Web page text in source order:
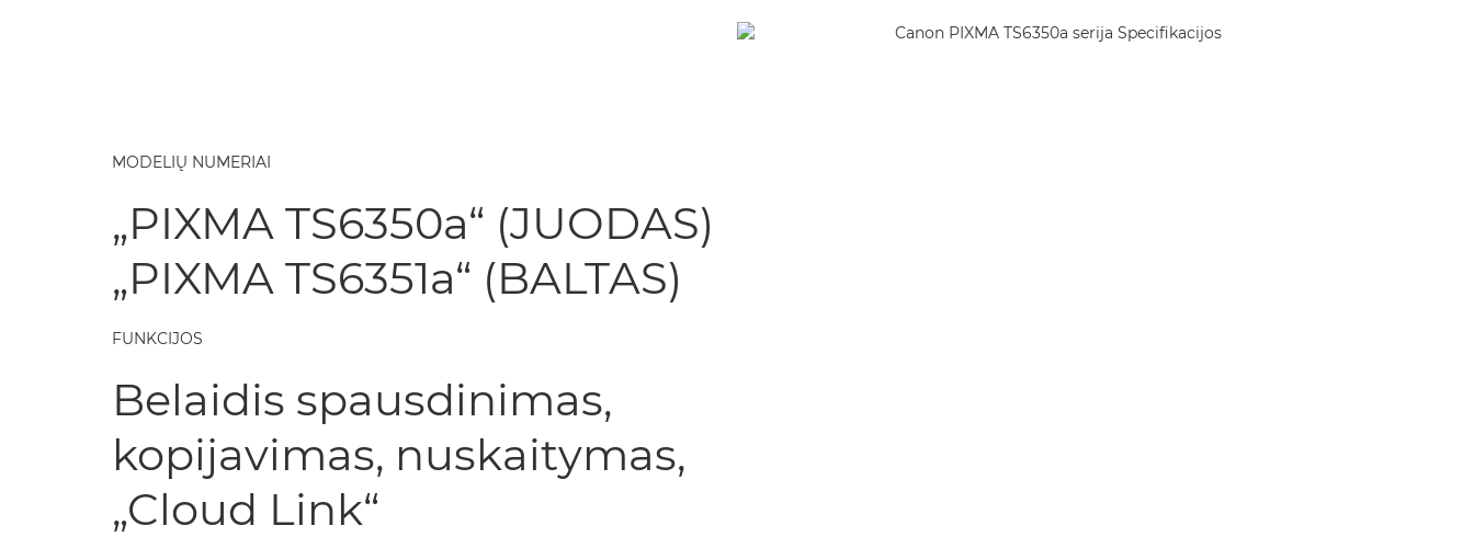
MODELIŲ NUMERIAI
„PIXMA TS6350a“ (JUODAS)
„PIXMA TS6351a“ (BALTAS)
FUNKCIJOS
Belaidis spausdinimas,
kopijavimas, nuskaitymas,
„Cloud Link“